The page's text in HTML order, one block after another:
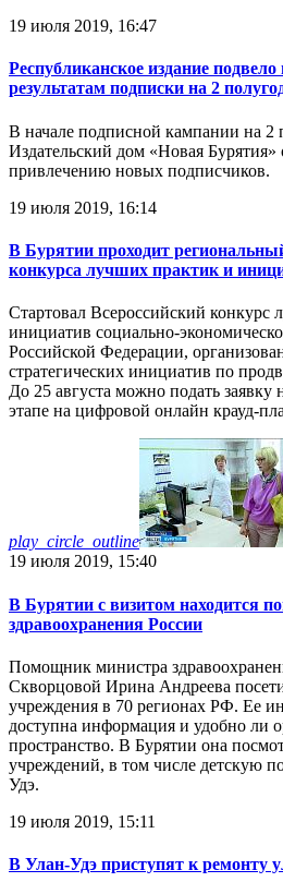
19 июля 2019, 16:47
Республиканское издание
результатам подписки на 2
В начале подписной кампании на 2
Издательский дом «Новая Бурятия»
привлечению новых подписчиков.
19 июля 2019, 16:14
В Бурятии проходит
конкурса лучших практик и
Стартовал Всероссийский конкурс
инициатив социально-
Российской Федерации,
стратегических инициатив по
До 25 августа можно подать заявку
этапе на цифровой онлайн крауд-
play_circle_outline
19 июля 2019, 15:40
В Бурятии с визитом находится
здравоохранения России
Помощник министра
Скворцовой Ирина Андреева
учреждения в 70 регионах РФ. Ее
доступна информация и удобно ли
пространство. В Бурятии она
учреждений, в том числе детскую
Удэ.
19 июля 2019, 15:11
В Улан-Удэ приступят к ремонту